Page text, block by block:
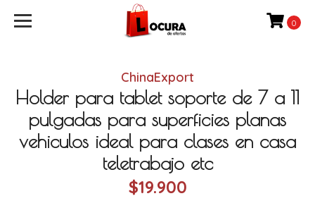
0
ChinaExport
Holder para tablet soporte de 7 a 11
pulgadas para superficies planas
vehiculos ideal para clases en casa
teletrabajo etc
$19.900